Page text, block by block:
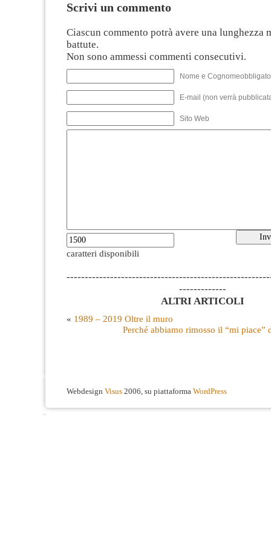
Scrivi un commento
Ciascun commento potrà avere una lunghezza
battute.
Non sono ammessi commenti consecutivi.
Nome e
E-mail (non verrà
Sito Web
caratteri disponibili
-------------
ALTRI ARTICOLI
« 1989 – 2019 Oltre il muro
Perché abbiamo rimosso il “mi piace”
Webdesign Visus 2006, su piattaforma WordPress